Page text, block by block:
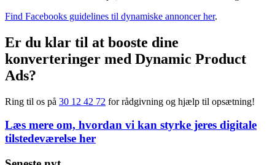
og dit produktfeed. Facebook genererer automatisk
Find Facebooks guidelines til dynamiske annoncer her
Er du klar til at booste dine
Ads?
Ring til os på30 12 42 72for rådgivning og hjælp til opsætning!
Læs mere om, hvordan vi kan styrke jeres digitale